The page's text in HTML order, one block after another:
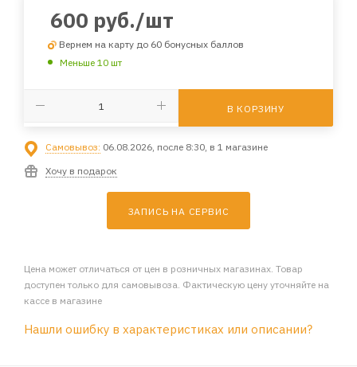
600 руб./шт
Вернем на карту до 60 бонусных баллов
Меньше 10 шт
В КОРЗИНУ
Самовывоз: 06.08.2026, после 8:30, в 1 магазине
Хочу в подарок
ЗАПИСЬ НА СЕРВИС
Цена может отличаться от цен в розничных магазинах. Товар
доступен только для самовывоза. Фактическую цену уточняйте на
кассе в магазине
Нашли ошибку в характеристиках или описании?